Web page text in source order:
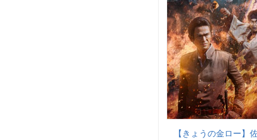
【きょうの金ロー】